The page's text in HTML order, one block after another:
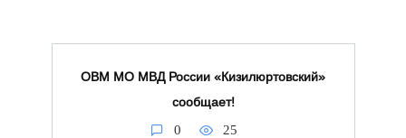
ОВМ МО МВД России «Кизилюртовский»
сообщает!
0 25